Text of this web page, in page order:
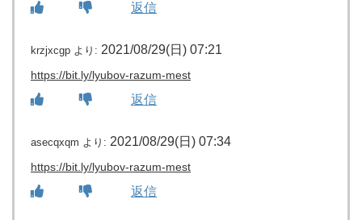
返信
krzjxcgp より: 2021/08/29(日) 07:21
https://bit.ly/lyubov-razum-mest
返信
asecqxqm より: 2021/08/29(日) 07:34
https://bit.ly/lyubov-razum-mest
返信